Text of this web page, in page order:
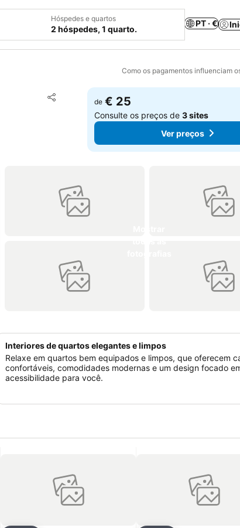
Hóspedes e quartos
2 hóspedes, 1 quarto.
PT · €
Como os pagamentos influenciam
Partilhar
Adicionar aos favoritos
de € 25
Consulte os preços de3 sites
Ver preços
Interiores de quartos elegantes e limpos
Relaxe em quartos bem equipados e limpos, que oferecem
confortáveis, comodidades modernas e um design focado
acessibilidade para você.